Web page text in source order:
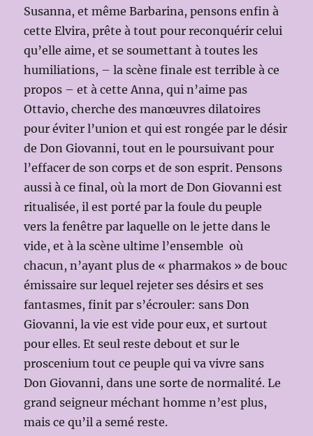
Susanna, et même Barbarina, pensons enfin à
cette Elvira, prête à tout pour reconquérir celui
qu’elle aime, et se soumettant à toutes les
humiliations, – la scène finale est terrible à ce
propos – et à cette Anna, qui n’aime pas
Ottavio, cherche des manœuvres dilatoires
pour éviter l’union et qui est rongée par le désir
de Don Giovanni, tout en le poursuivant pour
l’effacer de son corps et de son esprit. Pensons
aussi à ce final, où la mort de Don Giovanni est
ritualisée, il est porté par la foule du peuple
vers la fenêtre par laquelle on le jette dans le
vide, et à la scène ultime l’ensemble où
chacun, n’ayant plus de « pharmakos » de bouc
émissaire sur lequel rejeter ses désirs et ses
fantasmes, finit par s’écrouler: sans Don
Giovanni, la vie est vide pour eux, et surtout
pour elles. Et seul reste debout et sur le
proscenium tout ce peuple qui va vivre sans
Don Giovanni, dans une sorte de normalité. Le
grand seigneur méchant homme n’est plus,
mais ce qu’il a semé reste.